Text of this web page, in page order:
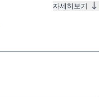
자세히보기